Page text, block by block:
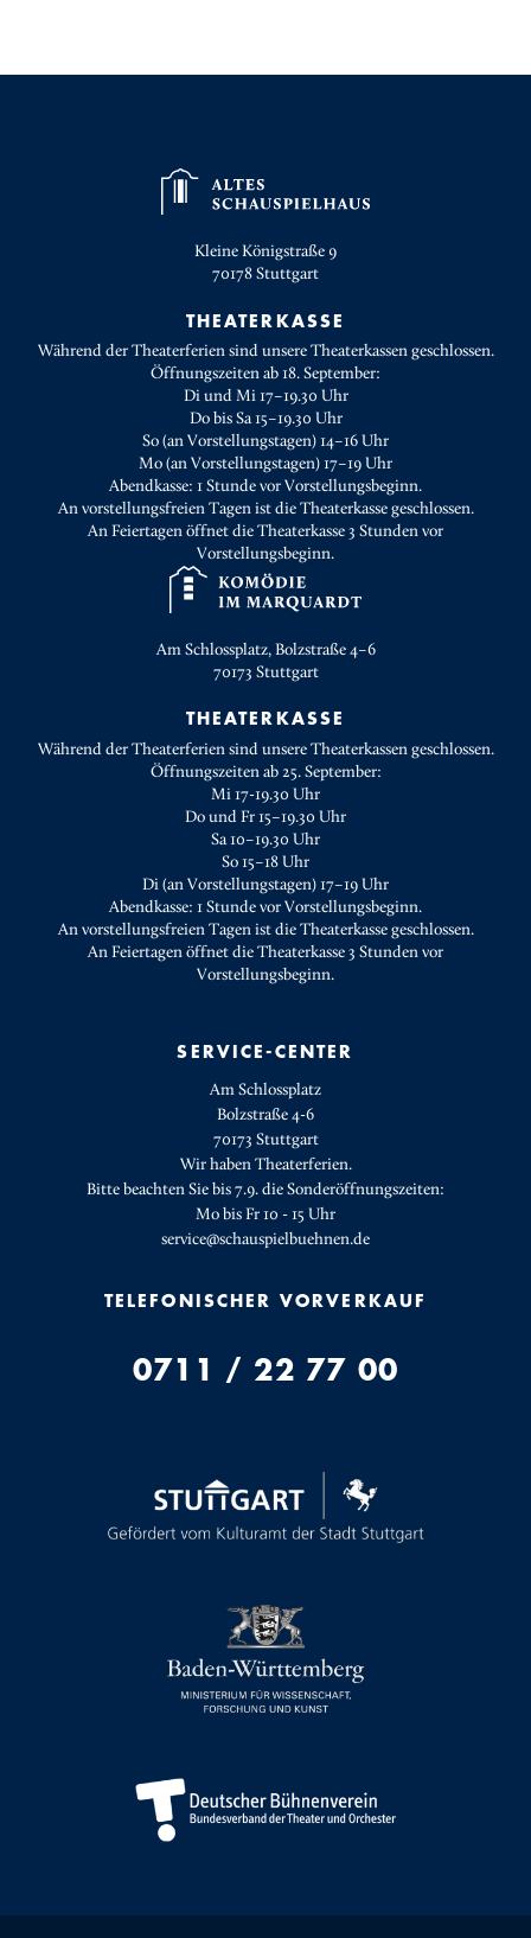
Kleine Königstraße 9
70178Stuttgart
THEATERKASSE
Während der Theaterferien sind unsere Theaterkassen geschlossen.
Öffnungszeiten ab 18. September:
Di und Mi 17–19.30 Uhr
Do bis Sa 15–19.30 Uhr
So (an Vorstellungstagen) 14–16 Uhr
Mo (an Vorstellungstagen) 17–19 Uhr
Abendkasse: 1 Stunde vor Vorstellungsbeginn.
An vorstellungsfreien Tagen ist die Theaterkasse geschlossen.
An Feiertagen öffnet die Theaterkasse 3 Stunden vor
Vorstellungsbeginn.
Am Schlossplatz, Bolzstraße 4–6
70173 Stuttgart
THEATERKASSE
Während der Theaterferien sind unsere Theaterkassen geschlossen.
Öffnungszeiten ab 25. September:
Mi 17-19.30 Uhr
Do und Fr 15–19.30 Uhr
Sa 10–19.30 Uhr
So 15–18 Uhr
Di (an Vorstellungstagen) 17–19 Uhr
Abendkasse: 1 Stunde vor Vorstellungsbeginn.
An vorstellungsfreien Tagen ist die Theaterkasse geschlossen.
An Feiertagen öffnet die Theaterkasse 3 Stunden vor
Vorstellungsbeginn.
SERVICE-CENTER
Am Schlossplatz
Bolzstraße 4-6
70173 Stuttgart
Wir haben Theaterferien.
Bitte beachten Sie bis 7.9. die Sonderöffnungszeiten:
Mo bis Fr 10 - 15 Uhr
service@schauspielbuehnen.de
TELEFONISCHER VORVERKAUF
0711 / 22 77 00